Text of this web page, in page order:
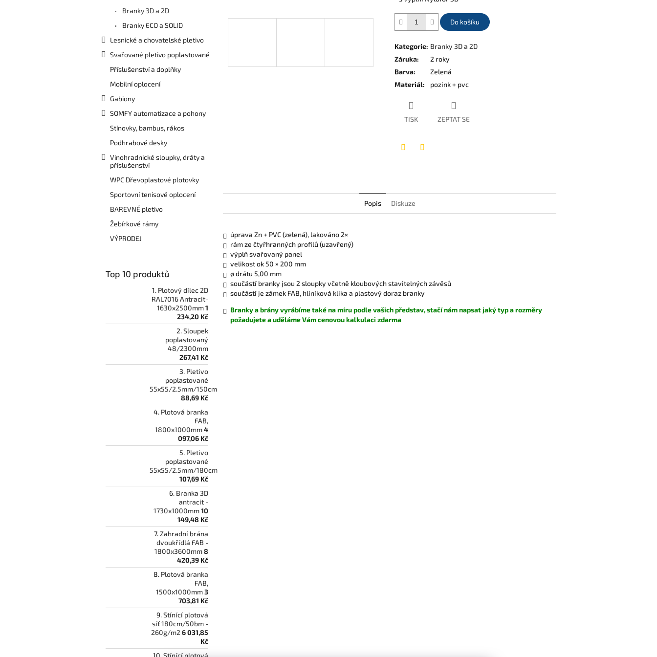
Branky 3D a 2D
Branky ECO a SOLID
Lesnické a chovatelské pletivo
Svařované pletivo poplastované
Příslušenství a doplňky
Mobilní oplocení
Gabiony
SOMFY automatizace a pohony
Stínovky, bambus, rákos
Podhrabové desky
Vinohradnické sloupky, dráty a
příslušenství
WPC Dřevoplastové plotovky
Sportovní tenisové oplocení
BAREVNÉ pletivo
Žebírkové rámy
VÝPRODEJ
Top 10 produktů
Plotový dílec 2D
RAL7016 Antracit-
1630x2500mm1
234,20 Kč
Sloupek
poplastovaný
48/2300mm
267,41 Kč
Pletivo
poplastované
55x55/2.5mm/150cm
88,69 Kč
Plotová branka
FAB,
1800x1000mm4
097,06 Kč
Pletivo
poplastované
55x55/2.5mm/180cm
107,69 Kč
Branka 3D
antracit -
1730x1000mm10
149,48 Kč
Zahradní brána
dvoukřídlá FAB -
1800x3600mm8
420,39 Kč
Plotová branka
FAB,
1500x1000mm3
703,81 Kč
Stínící plotová
síť 180cm/50bm -
260g/m2 6 031,85
Kč
Stínící plotová
hvězdiček.
Do košíku
Kategorie: Branky 3D a 2D
Záruka:
2 roky
Barva:
Zelená
Materiál: pozink + pvc
TISK ZEPTAT SE
Popis Diskuze
úprava Zn + PVC (zelená), lakováno 2×
rám ze čtyřhranných profilů (uzavřený)
výplň svařovaný panel
velikost ok 50 × 200 mm
ø drátu 5,00 mm
součástí branky jsou 2 sloupky včetně kloubových stavitelných závěsů
součástí je zámek FAB, hliníková klika a plastový doraz branky
Branky a brány vyrábíme také na míru podle vašich představ, stačí nám napsat jaký typ a rozměry
požadujete a uděláme Vám cenovou kalkulaci zdarma